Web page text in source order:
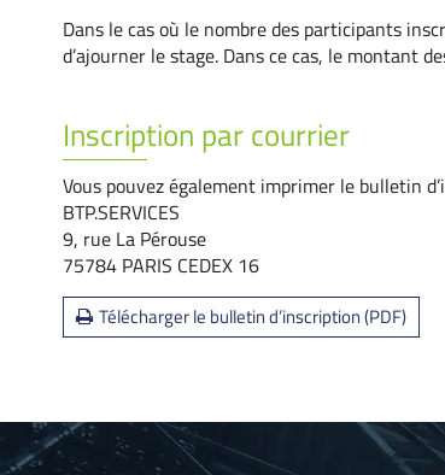
Dans le cas où le nombre des participants
d’ajourner le stage. Dans ce cas, le montant
Inscription par courrier
Vous pouvez également imprimer le bulletin
BTP.SERVICES
9, rue La Pérouse
75784 PARIS CEDEX 16
Télécharger le bulletin d’inscription (PDF)